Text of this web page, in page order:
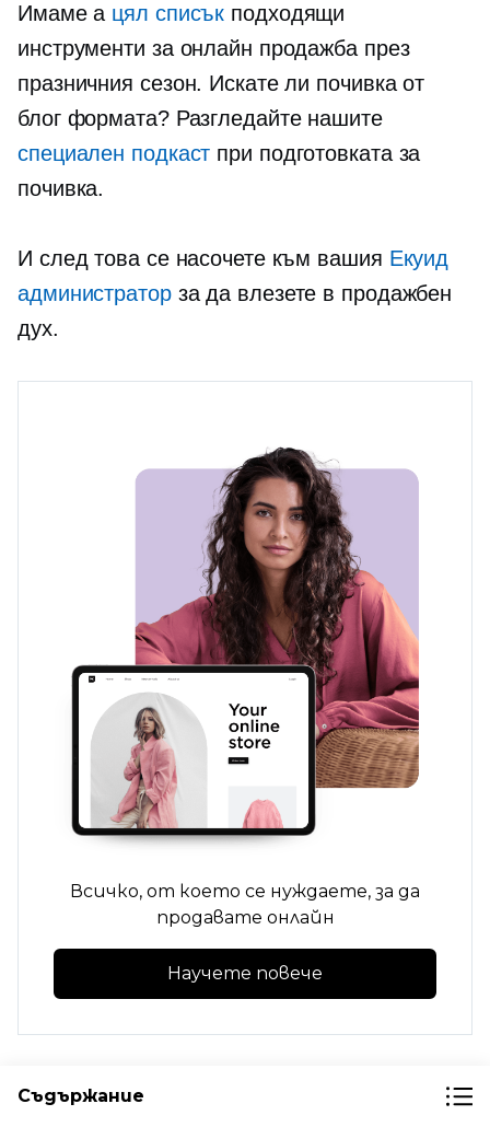
Имаме а цял списък подходящи
инструменти за онлайн продажба през
празничния сезон. Искате ли почивка от
блог формата? Разгледайте нашите
специален подкаст при подготовката за
почивка.
И след това се насочете към вашия Екуид
администраторза да влезете в продажбен
дух.
Всичко, от което се нуждаете, за да
продавате онлайн
Научете повече
Съдържание